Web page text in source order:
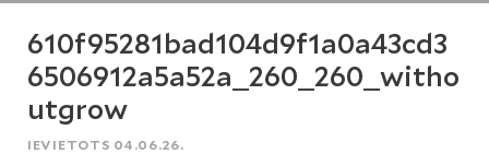
610f95281bad104d9f1a0a43cd3
6506912a5a52a_260_260_witho
utgrow
IEVIETOTS 04.06.26.